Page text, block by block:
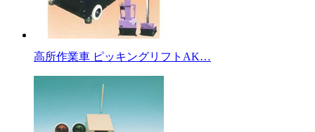
高所作業車 ピッキングリフトAK…